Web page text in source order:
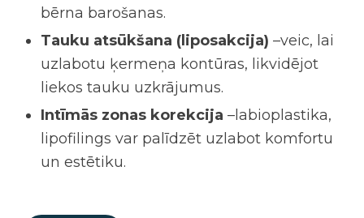
bērna barošanas.
Tauku atsūkšana (liposakcija) –veic, lai
uzlabotu ķermeņa kontūras, likvidējot
liekos tauku uzkrājumus.
Intīmās zonas korekcija –labioplastika,
lipofilings var palīdzēt uzlabot komfortu
un estētiku.